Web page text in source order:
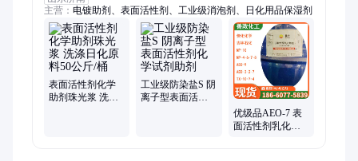
主营： 电镀助剂、表面活性剂、工业级消泡剂、日化用品保湿剂
表面活性剂化学
助剂珠光浆 洗涤
工业级防染盐S 阴
离子型表面活性
优级品AEO-7 表
面活性剂乳化剂